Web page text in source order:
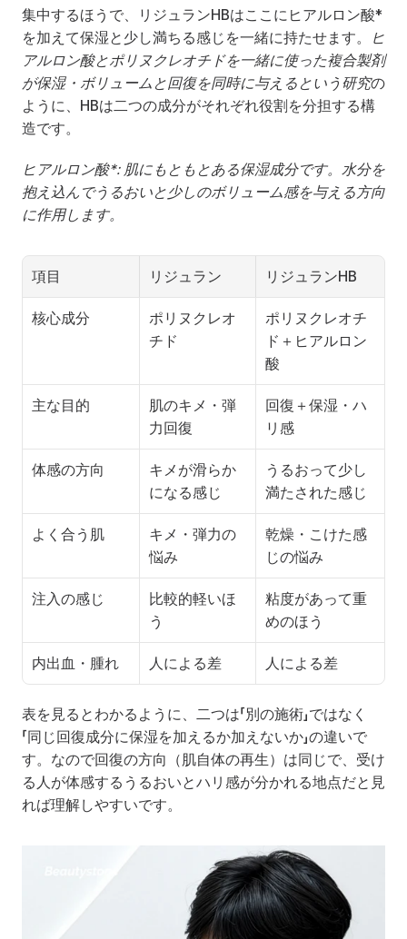
集中するほうで、リジュランHBはここにヒアルロン酸*
を加えて保湿と少し満ちる感じを一緒に持たせます。
ヒ
アルロン酸とポリヌクレオチドを一緒に使った複合製剤
が保湿・ボリュームと回復を同時に与えるという研究の
ように、HBは二つの成分がそれぞれ役割を分担する構
造です。
ヒアルロン酸*: 肌にもともとある保湿成分です。水分を
抱え込んでうるおいと少しのボリューム感を与える方向
に作用します。
項目 リジュラン リジュランHB
核心成分
ポリヌクレオ
チド
ポリヌクレオチ
ド＋ヒアルロン
酸
主な目的
肌のキメ・弾
力回復
回復＋保湿・ハ
リ感
体感の方向
キメが滑らか
になる感じ
うるおって少し
満たされた感じ
よく合う肌
キメ・弾力の
悩み
乾燥・こけた感
じの悩み
注入の感じ
比較的軽いほ
う
粘度があって重
めのほう
内出血・腫れ 人による差 人による差
表を見るとわかるように、二つは「別の施術」ではなく
「同じ回復成分に保湿を加えるか加えないか」の違いで
す。なので回復の方向（肌自体の再生）は同じで、受け
る人が体感するうるおいとハリ感が分かれる地点だと見
れば理解しやすいです。